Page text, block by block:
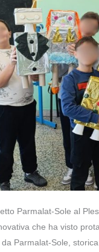
Parmalat-Sole al
che ha visto
Parmalat-Sole,